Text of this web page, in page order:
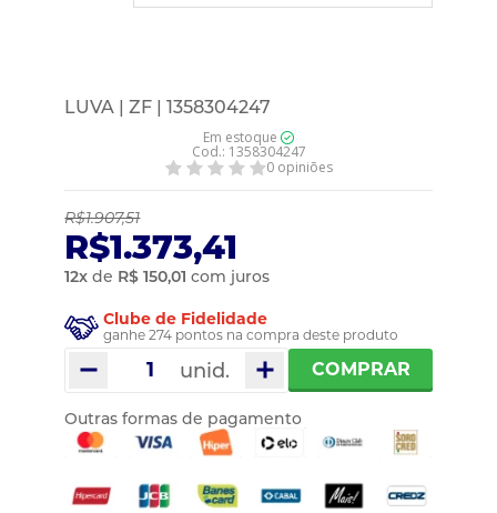
LUVA | ZF | 1358304247
Em estoque
Cod.: 1358304247
0 opiniões
R$1.907,51
R$1.373,41
12x de R$ 150,01 com juros
Clube de Fidelidade
ganhe 274 pontos na compra deste produto
unid. COMPRAR
Outras formas de pagamento